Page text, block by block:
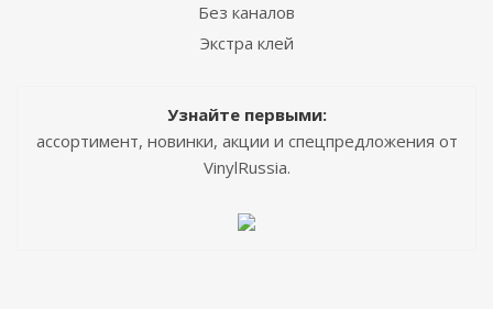
Без каналов
Экстра клей
Узнайте первыми:
ассортимент, новинки, акции и спецпредложения от
VinylRussia.